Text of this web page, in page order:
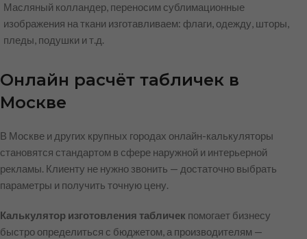
Масляный колландер, переносим сублимационные
изображения на ткани изготавливаем: флаги, одежду, шторы,
пледы, подушки и т.д.
Онлайн расчёт табличек в
Москве
В Москве и других крупных городах онлайн-калькуляторы
становятся стандартом в сфере наружной и интерьерной
рекламы. Клиенту не нужно звонить — достаточно выбрать
параметры и получить точную цену.
Калькулятор изготовления табличек помогает бизнесу
быстро определиться с бюджетом, а производителям —